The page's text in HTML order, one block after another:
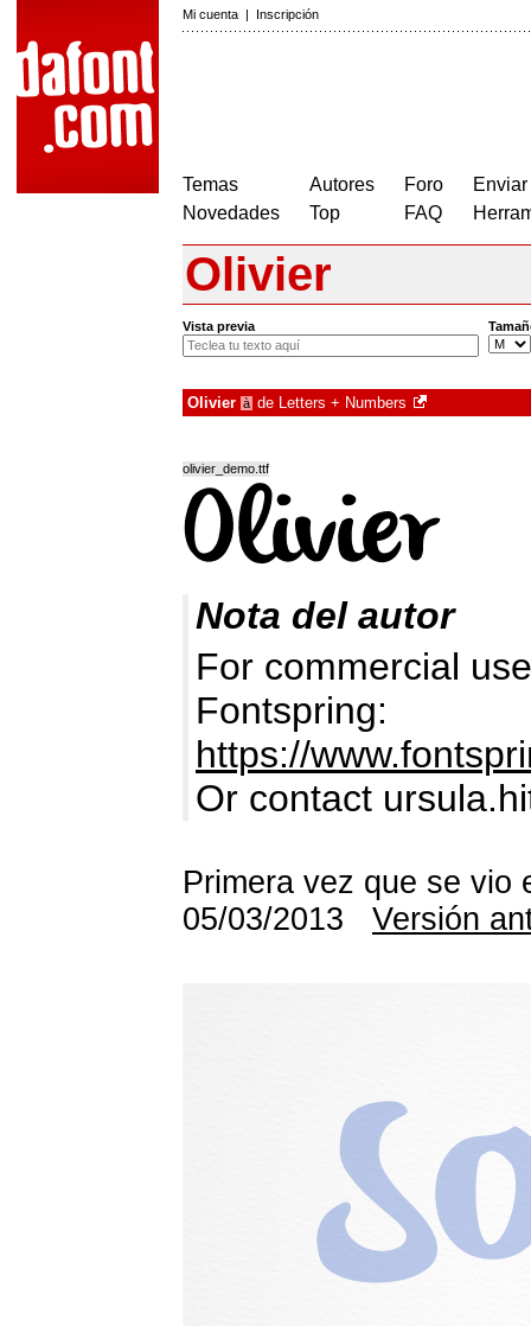
Mi cuenta | Inscripción
Temas
Novedades
Autores
Top
Foro
FAQ
Olivier
Vista previa
Olivier à de Letters + Numbers
olivier_demo.ttf
Nota del autor
For commercial
Fontspring:
https://
Or contact
Primera vez que se vio
05/03/2013 Versión